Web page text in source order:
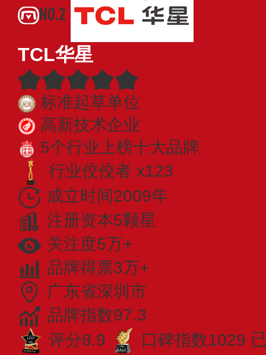
NO.2
TCL华星
标准起草单位
高新技术企业
5个行业上榜十大品牌
行业佼佼者 x123
成立时间2009年
注册资本5颗星
关注度5万+
品牌得票3万+
广东省深圳市
品牌指数97.3
评分8.9
口碑指数1029